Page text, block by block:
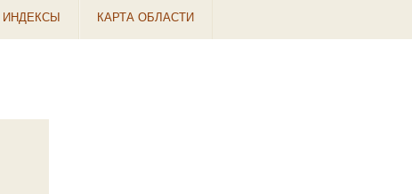
ИНДЕКСЫ КАРТА ОБЛАСТИ